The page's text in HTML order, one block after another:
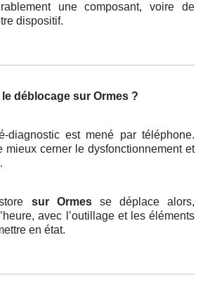
une composant, voire de
dispositif.
déblocage sur Ormes ?
diagnostic est mené par téléphone.
mieux cerner le dysfonctionnement et
sur Ormes se déplace alors,
avec l’outillage et les éléments
en état.